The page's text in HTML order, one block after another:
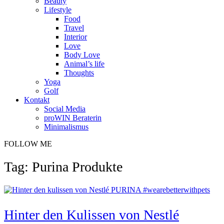
Lifestyle
Food
Travel
Interior
Love
Body Love
Animal’s life
Thoughts
Yoga
Golf
Kontakt
Social Media
proWIN Beraterin
Minimalismus
FOLLOW ME
Tag: Purina Produkte
Hinter den Kulissen von Nestlé